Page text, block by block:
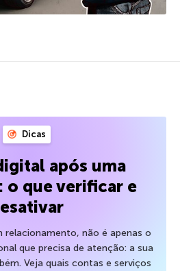
Dicas
após uma
o que verificar e
relacionamento, não é apenas o
que precisa de atenção: a sua
Veja quais contas e serviços